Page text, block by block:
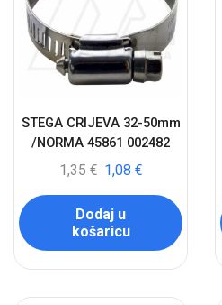
STEGA CRIJEVA 32-50mm
/NORMA 45861 002482
1,35€ 1,08 €
Dodaj u
košaricu